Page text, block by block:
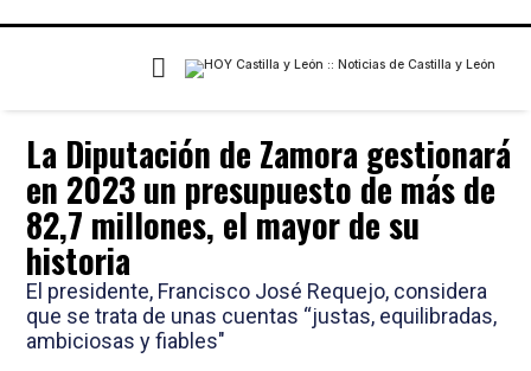
La Diputación de Zamora gestionará
en 2023 un presupuesto de más de
82,7 millones, el mayor de su
historia
El presidente, Francisco José Requejo, considera
que se trata de unas cuentas “justas, equilibradas,
ambiciosas y fiables"